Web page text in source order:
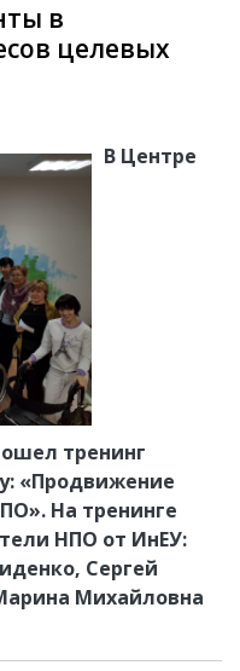
в
целевых
В Центре
тренинг
«Продвижение
На тренинге
НПО от ИнЕУ:
Сергей
Михайловна